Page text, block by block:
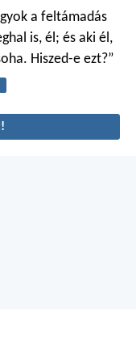
a feltámadás
is, él; és aki él,
Hiszed-e ezt?”